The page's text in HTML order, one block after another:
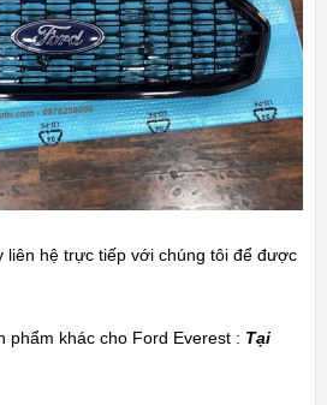
liên hệ trực tiếp với chúng tôi để được
phẩm khác cho Ford Everest : Tại